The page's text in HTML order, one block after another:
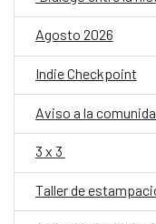
Agosto 2026
Indie Checkpoint
Aviso a la
3 x 3
Taller de